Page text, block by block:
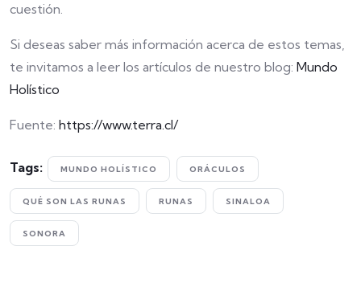
cuestión.
Si deseas saber más información acerca de estos temas,
te invitamos a leer los artículos de nuestro blog: Mundo
Holístico
Fuente: https://www.terra.cl/
Tags: MUNDO HOLÍSTICO ORÁCULOS
QUÉ SON LAS RUNAS RUNAS SINALOA
SONORA